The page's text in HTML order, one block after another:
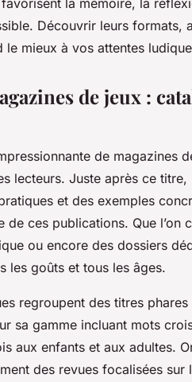
Découvrir leurs formats,
mieux à vos attentes
de jeux :
de magazines
lecteurs. Juste après ce
et des exemples
ces publications. Que l’on
ou encore des dossiers
les goûts et tous les âges.
regroupent des titres
sa gamme incluant mots
aux enfants et aux adultes.
des revues focalisées